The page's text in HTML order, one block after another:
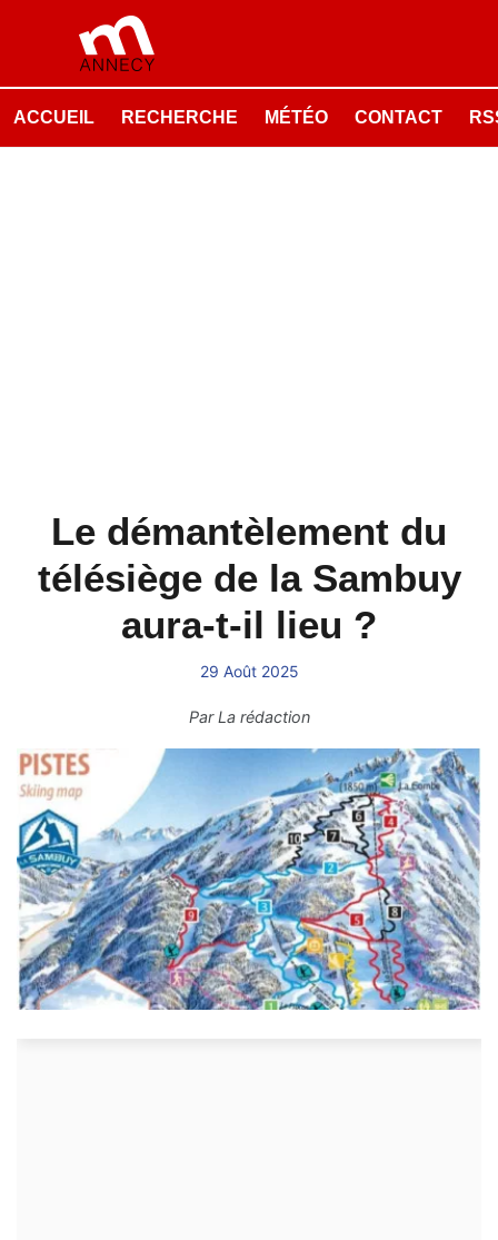
ACCUEIL RECHERCHE MÉTÉO CONTACT
Le démantèlement du
télésiège de la Sambuy
aura-t-il lieu ?
29 Août 2025
ParLa rédaction